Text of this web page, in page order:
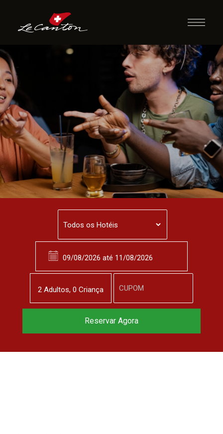
Desafio
2 Adultos, 0 Criança
Reservar Agora